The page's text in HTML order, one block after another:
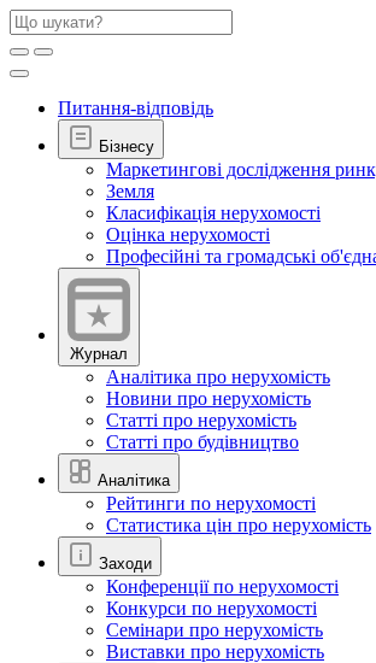
Питання-відповідь
Бізнесу
Маркетингові дослідження
Земля
Класифікація нерухомості
Оцінка нерухомості
Професійні та громадські
Журнал
Аналітика про нерухомість
Новини про нерухомість
Статті про нерухомість
Статті про будівництво
Аналітика
Рейтинги по нерухомості
Статистика цін про нерухомість
Заходи
Конференції по нерухомості
Конкурси по нерухомості
Семінари про нерухомість
Виставки про нерухомість